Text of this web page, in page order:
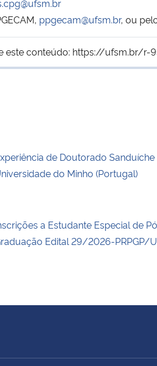
ppgecam@ufsm.br, ou
este conteúdo: https://ufsm.br/r-
de Doutorado Sanduíche
do Minho (Portugal)
a Estudante Especial de
Edital 29/2026-PRPGP/